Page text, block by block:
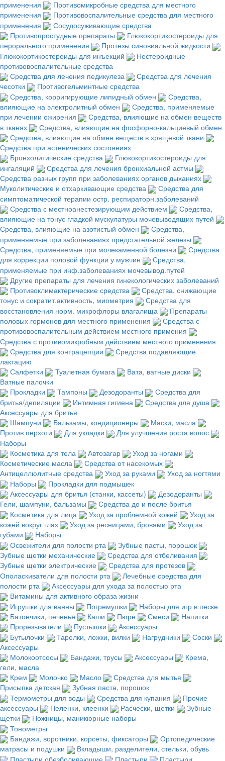
применения
Противомикробные средства для местного
применения
Противовоспалительные средства для местного
применения
Сосудосуживающие средства
Противопростудные препараты
Глюкокортикостероиды для
перорального применения
Протезы синовиальной жидкости
Глюкокортикостероиды для инъекций
Нестероидные
противовоспалительные средства
Средства для лечения педикулеза
Средства для лечения
чесотки
Противогельминтные средства
Средства, корригирующие липидный обмен
Средства,
влияющие на электролитный обмен
Средства, применяемые
при лечении ожирения
Средства, влияющие на обмен веществ
в тканях
Средства, влияющие на фосфорно-кальциевый обмен
Средства, влияющие на обмен веществ в хрящевой ткани
Средства при астенических состояниях
Бронхолитические средства
Глюкокортикостероиды для
ингаляций
Средства для лечения бронхиальной астмы
Средства разных групп при заболеваниях органов дыханиях
Муколитические и отхаркивающие средства
Средства для
симптоматической терапии остр. респираторн.заболеваний
Средства с местноанестезирующим действием
Средства,
влияющие на тонус гладкой мускулатуры мочевыводящих путей
Средства, влияющие на азотистый обмен
Средства,
применяемые при заболеваниях предстательной железы
Средства, применяемые при мочекаменной болезни
Средства
для коррекции половой функции у мужчин
Средства,
применяемые при инф.заболеваниях мочевывод.путей
Другие препараты для лечения гинекологических заболеваний
Противоклимактерические средства
Средства, снижающие
тонус и сократит.активность, миометрия
Средства для
восстановления норм. микрофлоры влагалища
Препараты
половых гормонов для местного применения
Средства с
противовоспалительным действием местного примения
Средства с противомикробным действием местного применения
Средства для контрацепции
Средства подавляющие
лактацию
Салфетки
Туалетная бумага
Вата, ватные диски
Ватные палочки
Прокладки
Тампоны Дезодоранты
Средства для
бритья/депиляции
Интимная гигиена
Средства для душа
Аксессуары для бритья
Шампуни
Бальзамы, кондиционеры
Маски, масла
Против перхоти
Для укладки
Для улучшения роста волос
Наборы
Косметика для тела
Автозагар
Уход за ногами
Косметические масла
Средства от насекомых
Антицеллюлитные средства
Уход за руками
Уход за ногтями
Наборы
Прокладки для подмышек
Аксессуары для бритья (станки, кассеты)
Дезодоранты
Гели, шампуни, бальзамы
Средства до и после бритья
Косметика для лица
Уход за проблемной кожей
Уход за
кожей вокруг глаз
Уход за ресницами, бровями
Уход за
губами
Наборы
Освежители для полости рта
Зубные пасты, порошок
Зубные щетки механические
Средства для отбеливания
Зубные щетки электрические
Средства для протезов
Ополаскиватели для полости рта
Лечебные средства для
полости рта
Аксессуары для ухода за полостью рта
Витамины для активного образа жизни
Игрушки для ванны
Погремушки
Наборы для игр в песке
Батончики, печенье
Каши Пюре Смеси
Напитки
Прорезыватели
Пустышки
Аксессуары
Бутылочки
Тарелки, ложки, вилки Нагрудники
Соски
Аксессуары
Молокоотсосы
Бандажи, трусы Аксессуары
Крема,
гели, масла
Крем
Молочко Масло
Средства для мытья
Присыпка детская
Зубная паста, порошок
Термометры для воды
Средства для купания
Прочие
аксессуары
Пеленки, клеенки Расчески, щетки
Зубные
щетки
Ножницы, маникюрные наборы
Тонометры
Бандажи, воротники, корсеты, фиксаторы
Ортопедические
матрасы и подушки
Вкладыши, разделители, стельки, обувь
Пластыри обезболивающие
Пластыри
Пластыри